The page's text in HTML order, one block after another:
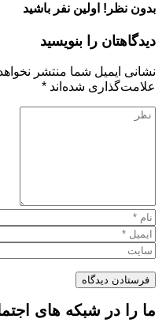
بدون نظر! اولین نفر باشید
دیدگاهتان را بنویسید
نشانی ایمیل شما منتشر
علامت‌گذاری شده‌اند *
ما را در شبکه های